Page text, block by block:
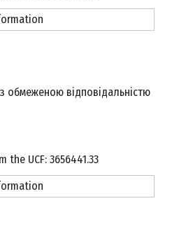
обмеженою відповідальністю
the UCF: 3656441.33